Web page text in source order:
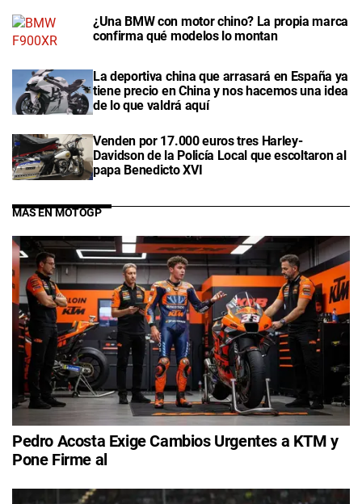
¿Una BMW con motor chino? La propia marca
confirma qué modelos lo montan
La deportiva china que arrasará en España ya
tiene precio en China y nos hacemos una idea
de lo que valdrá aquí
Venden por 17.000 euros tres Harley-
Davidson de la Policía Local que escoltaron al
papa Benedicto XVI
MÁS EN MOTOGP
Pedro Acosta Exige Cambios Urgentes a KTM y
Pone Firme al